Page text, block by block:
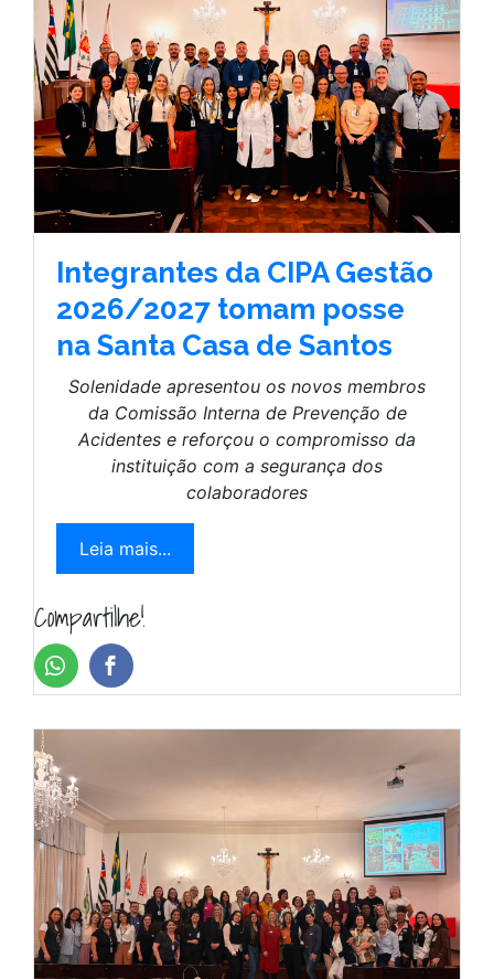
Integrantes da CIPA Gestão
2026/2027 tomam posse
na Santa Casa de Santos
Solenidade apresentou os novos membros
da Comissão Interna de Prevenção de
Acidentes e reforçou o compromisso da
instituição com a segurança dos
colaboradores
Leia mais...
Compartilhe!